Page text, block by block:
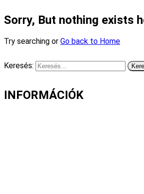
Sorry, But nothing exists
Try searching or Go back to Home
Keresés:
INFORMÁCIÓK